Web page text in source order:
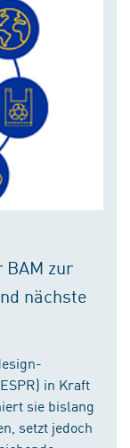
zur
nächste
in Kraft
sie bislang
setzt jedoch